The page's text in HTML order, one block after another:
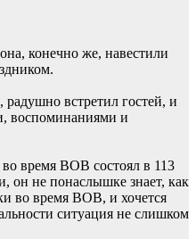
конечно же, навестили
встретил гостей, и
воспоминаниями и
время ВОВ состоял в 113
он не понаслышке знает, как
во время ВОВ, и хочется
ситуация не слишком